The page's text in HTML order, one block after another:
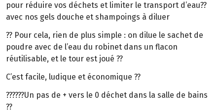
pour réduire vos déchets et limiter le transport d’eau??
avec nos gels douche et shampoings à diluer
?? Pour cela, rien de plus simple : on dilue le sachet de
poudre avec de l’eau du robinet dans un flacon
réutilisable, et le tour est joué ??
C’est facile, ludique et économique ??
??????Un pas de + vers le 0 déchet dans la salle de bains
??